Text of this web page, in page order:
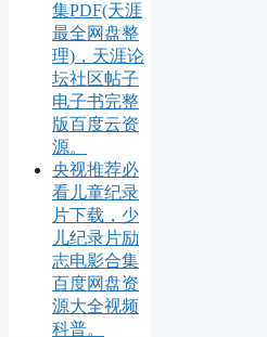
集PDF(天涯
最全网盘整
理)，天涯论
坛社区帖子
电子书完整
版百度云资
源。
央视推荐必
看儿童纪录
片下载，少
儿纪录片励
志电影合集
百度网盘资
源大全视频
科普。